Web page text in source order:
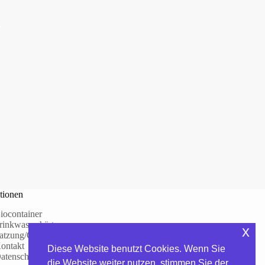
Gebühren
Diese Website benutzt Cookies. Wenn Sie
x